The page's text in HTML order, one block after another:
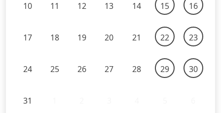
10 11 12 13 14 15 16
17 18 19 20 21 22 23
24 25 26 27 28 29 30
31